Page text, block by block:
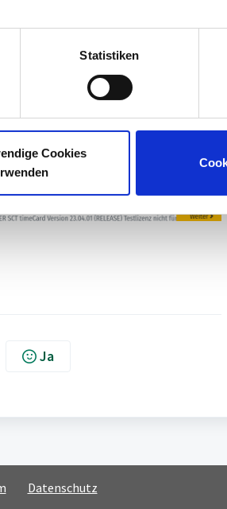
Statistiken
Cookies
Ja
Datenschutz